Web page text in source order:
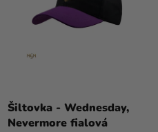
Šiltovka - Wednesday,
Nevermore fialová